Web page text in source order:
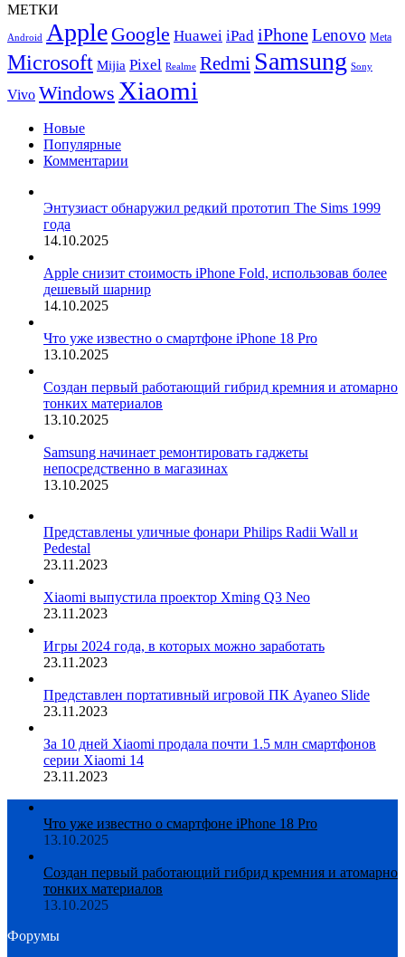
МЕТКИ
Android Apple Google Huawei iPad iPhoneLenovo Meta
Microsoft Mijia Pixel Realme Redmi Samsung Sony
Vivo Windows Xiaomi
Новые
Популярные
Комментарии
Энтузиаст обнаружил редкий прототип The Sims 1999
года
14.10.2025
Apple снизит стоимость iPhone Fold, использовав более
дешевый шарнир
14.10.2025
Что уже известно о смартфоне iPhone 18 Pro
13.10.2025
Создан первый работающий гибрид кремния и атомарно
тонких материалов
13.10.2025
Samsung начинает ремонтировать гаджеты
непосредственно в магазинах
13.10.2025
Представлены уличные фонари Philips Radii Wall и
Pedestal
23.11.2023
Xiaomi выпустила проектор Xming Q3 Neo
23.11.2023
Игры 2024 года, в которых можно заработать
23.11.2023
Представлен портативный игровой ПК Ayaneo Slide
23.11.2023
За 10 дней Xiaomi продала почти 1.5 млн смартфонов
серии Xiaomi 14
23.11.2023
Что уже известно о смартфоне iPhone 18 Pro
13.10.2025
Создан первый работающий гибрид кремния и атомарно
тонких материалов
13.10.2025
Форумы